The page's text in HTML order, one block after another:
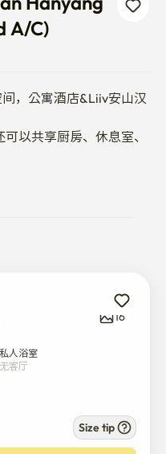
A/C)
，公寓酒店&Liiv安山汉
以共享厨房、休息室、
间。
简单的零食或饮料，
标准间舒适地结束一天
议事先咨询）
场使用情况
16
私人浴室
无客厅
Size tip